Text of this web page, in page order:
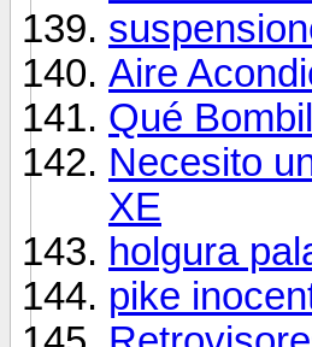
Aire
Qué
Necesito
XE
holgura
pike